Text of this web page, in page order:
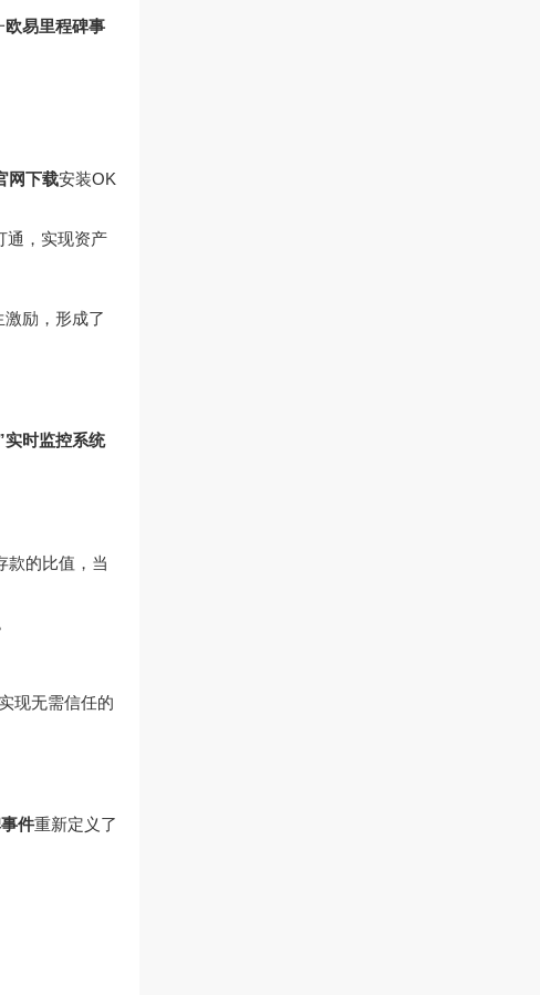
欧易里程碑事
网下载安装OK
通，实现资产
励，形成了
实时监控系统
款的比值，当
现无需信任的
件重新定义了